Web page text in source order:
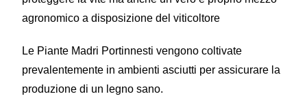
agronomico a disposizione del viticoltore
Le Piante Madri Portinnesti vengono coltivate
prevalentemente in ambienti asciutti per assicurare la
produzione di un legno sano.